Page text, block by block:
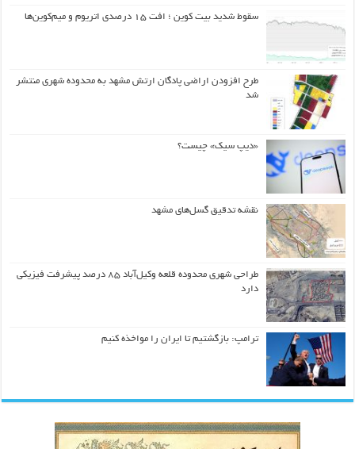
سقوط شدید بیت کوین ؛ افت ۱۵ درصدی اتریوم و میم‌کوین‌ها
طرح افزودن اراضی پادگان ارتش مشهد به محدوده شهری منتشر
شد
«دیپ سیک» چیست؟
نقشه تدقیق گسل‌های مشهد
طراحی شهری محدوده قلعه وکیل‌آباد ۸۵ درصد پیشرفت فیزیکی
دارد
ترامپ: بازگشتیم تا ایران را مواخذه کنیم